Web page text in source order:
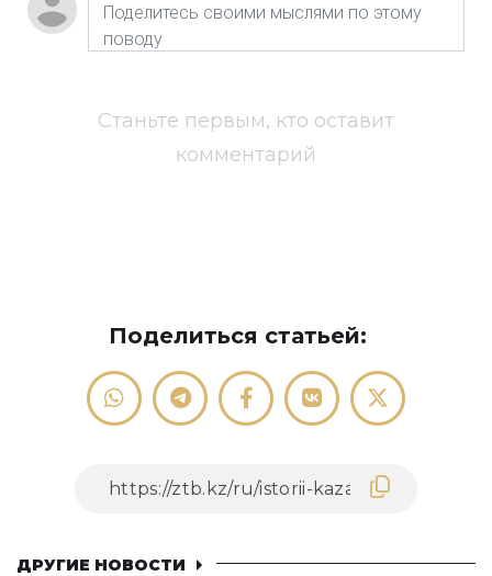
Станьте первым, кто оставит
комментарий
Поделиться статьей:
ДРУГИЕ НОВОСТИ